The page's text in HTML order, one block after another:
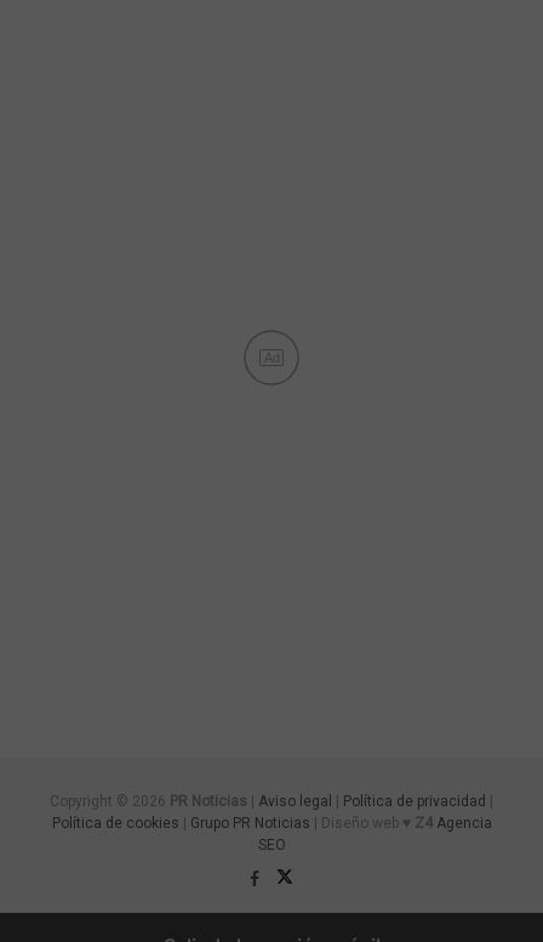
Ad
Copyright © 2026 PR Noticias Aviso legal Política de privacidad
Política de cookies
Grupo PR Noticias | Diseño web ♥ Z4 Agencia
SEO